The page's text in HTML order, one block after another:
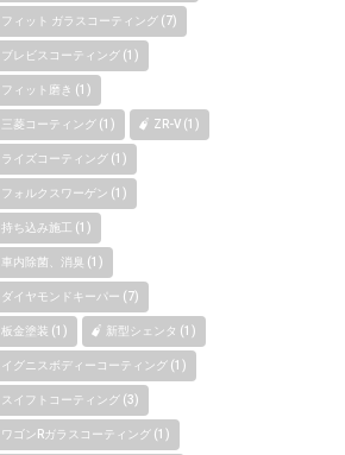
フィット ガラスコーティング (7)
ブレビスコーティング (1)
フィット磨き (1)
三菱コーティング (1) ZR-V (1)
ライズコーティング (1)
フォルクスワーゲン (1)
持ち込み施工 (1)
車内除菌、消臭 (1)
ダイヤモンドキーパー (7)
板金塗装 (1) 新型シェンタ (1)
イグニスボディーコーティング (1)
スイフトコーティング (3)
ワゴンRガラスコーティング (1)